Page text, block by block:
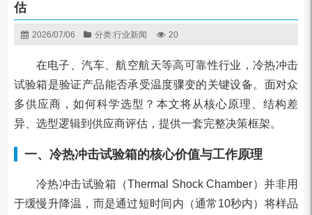
估
2026/07/06 分类:行业新闻 20
在电子、汽车、航空航天等高可靠性行业，冷热冲击
试验箱是验证产品能否承受温度骤变的关键设备。面对众
多供应商，如何科学选型？本文将从核心原理、结构差
异、选型逻辑到供应商评估，提供一套完整决策框架。
一、冷热冲击试验箱的核心价值与工作原理
冷热冲击试验箱（Thermal Shock Chamber）并非用
于缓慢升降温，而是通过短时间内（通常10秒内）将样品